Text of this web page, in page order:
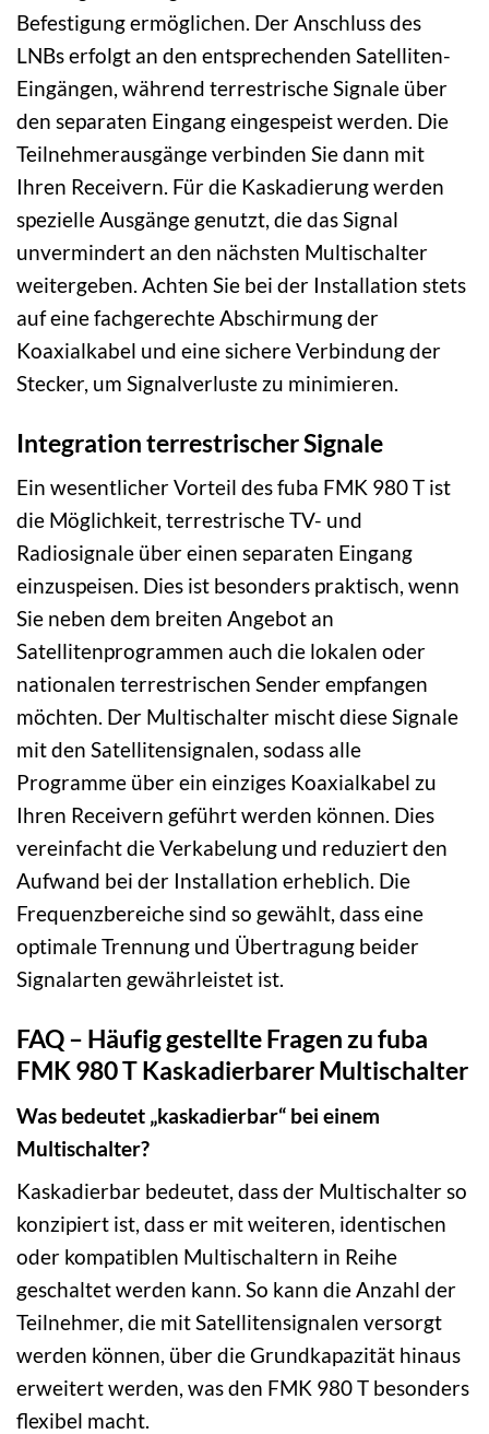
Befestigung ermöglichen. Der Anschluss des
LNBs erfolgt an den entsprechenden Satelliten-
Eingängen, während terrestrische Signale über
den separaten Eingang eingespeist werden. Die
Teilnehmerausgänge verbinden Sie dann mit
Ihren Receivern. Für die Kaskadierung werden
spezielle Ausgänge genutzt, die das Signal
unvermindert an den nächsten Multischalter
weitergeben. Achten Sie bei der Installation stets
auf eine fachgerechte Abschirmung der
Koaxialkabel und eine sichere Verbindung der
Stecker, um Signalverluste zu minimieren.
Integration terrestrischer Signale
Ein wesentlicher Vorteil des fuba FMK 980 T ist
die Möglichkeit, terrestrische TV- und
Radiosignale über einen separaten Eingang
einzuspeisen. Dies ist besonders praktisch, wenn
Sie neben dem breiten Angebot an
Satellitenprogrammen auch die lokalen oder
nationalen terrestrischen Sender empfangen
möchten. Der Multischalter mischt diese Signale
mit den Satellitensignalen, sodass alle
Programme über ein einziges Koaxialkabel zu
Ihren Receivern geführt werden können. Dies
vereinfacht die Verkabelung und reduziert den
Aufwand bei der Installation erheblich. Die
Frequenzbereiche sind so gewählt, dass eine
optimale Trennung und Übertragung beider
Signalarten gewährleistet ist.
FAQ – Häufig gestellte Fragen zu fuba
FMK 980 T Kaskadierbarer Multischalter
Was bedeutet „kaskadierbar“ bei einem
Multischalter?
Kaskadierbar bedeutet, dass der Multischalter so
konzipiert ist, dass er mit weiteren, identischen
oder kompatiblen Multischaltern in Reihe
geschaltet werden kann. So kann die Anzahl der
Teilnehmer, die mit Satellitensignalen versorgt
werden können, über die Grundkapazität hinaus
erweitert werden, was den FMK 980 T besonders
flexibel macht.